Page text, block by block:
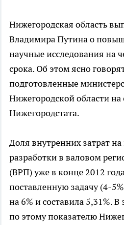
Нижегородская область
Владимира Путина о
научные исследования на
срока. Об этом ясно
подготовленные
Нижегородской области
Нижегородстата.
Доля внутренних затрат
разработки в валовом
(ВРП) уже в конце 2012
поставленную задачу (4-
на 6% и составила 5,31%.
по этому показателю